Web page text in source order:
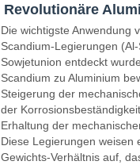
Revolutionäre
Die wichtigste Anwendung
Scandium-Legierungen
Sowjetunion entdeckt
Scandium zu Aluminium
Steigerung der
der
Erhaltung der
Diese Legierungen weisen
Gewichts-Verhältnis auf,